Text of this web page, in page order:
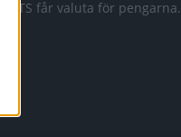
GTS får valuta för pengarna.